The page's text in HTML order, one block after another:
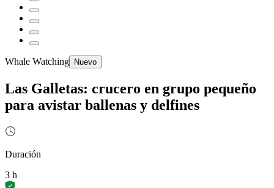
Whale Watching Nuevo
Las Galletas: crucero en grupo pequeño
para avistar ballenas y delfines
Duración
3 h